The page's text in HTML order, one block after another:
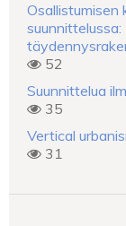
Osallistumisen
52
Suunnittelua
35
Vertical
31